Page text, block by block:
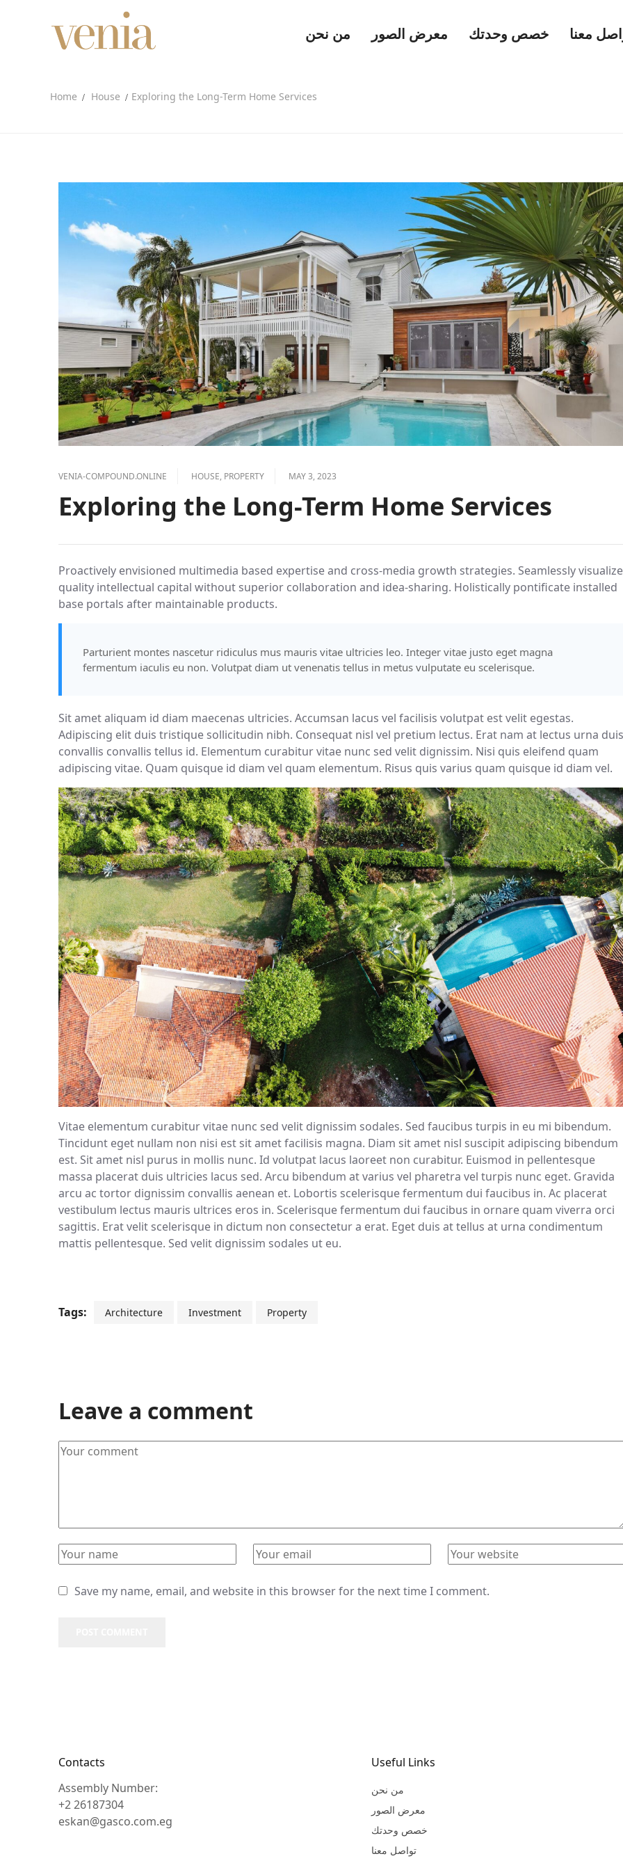
من نحن معرض الصور خصص وحدتك معنا
Home House Exploring the Long-Term Home Services
VENIA-COMPOUND.ONLINE HOUSE, PROPERTY MAY 3, 2023
Exploring the Long-Term Home Services
Proactively envisioned multimedia based expertise and cross-media growth strategies. Seamlessly visualize
quality intellectual capital without superior collaboration and idea-sharing. Holistically pontificate installed
base portals after maintainable products.
Parturient montes nascetur ridiculus mus mauris vitae ultricies leo. Integer vitae justo eget magna
fermentum iaculis eu non. Volutpat diam ut venenatis tellus in metus vulputate eu scelerisque.
Sit amet aliquam id diam maecenas ultricies. Accumsan lacus vel facilisis volutpat est velit egestas.
Adipiscing elit duis tristique sollicitudin nibh. Consequat nisl vel pretium lectus. Erat nam at lectus urna duis
convallis convallis tellus id. Elementum curabitur vitae nunc sed velit dignissim. Nisi quis eleifend quam
adipiscing vitae. Quam quisque id diam vel quam elementum. Risus quis varius quam quisque id diam vel.
Vitae elementum curabitur vitae nunc sed velit dignissim sodales. Sed faucibus turpis in eu mi bibendum.
Tincidunt eget nullam non nisi est sit amet facilisis magna. Diam sit amet nisl suscipit adipiscing bibendum
est. Sit amet nisl purus in mollis nunc. Id volutpat lacus laoreet non curabitur. Euismod in pellentesque
massa placerat duis ultricies lacus sed. Arcu bibendum at varius vel pharetra vel turpis nunc eget. Gravida
arcu ac tortor dignissim convallis aenean et. Lobortis scelerisque fermentum dui faucibus in. Ac placerat
vestibulum lectus mauris ultrices eros in. Scelerisque fermentum dui faucibus in ornare quam viverra orci
sagittis. Erat velit scelerisque in dictum non consectetur a erat. Eget duis at tellus at urna condimentum
mattis pellentesque. Sed velit dignissim sodales ut eu.
Tags: Architecture Investment Property
Leave a comment
Save my name, email, and website in this browser for the next time I comment.
Contacts
Assembly Number:
+2 26187304
eskan@gasco.com.eg
Useful Links
من نحن
معرض الصور
خصص وحدتك
تواصل معنا